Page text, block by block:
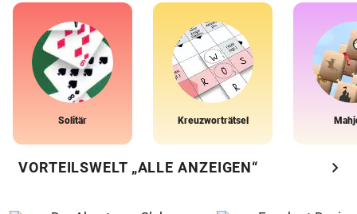
Solitär Kreuzworträtsel
VORTEILSWELT „ALLE ANZEIGEN“ chevron_right